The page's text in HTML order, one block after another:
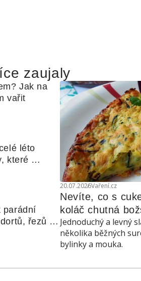
zaujaly
20.07.2026Vaření.cz
Nevíte, co s
koláč chutná
Jednoduchý a levný
několika běžných
bylinky a mouka.
Jak na
vařit
léto
které
nebo
parádní
řezů a